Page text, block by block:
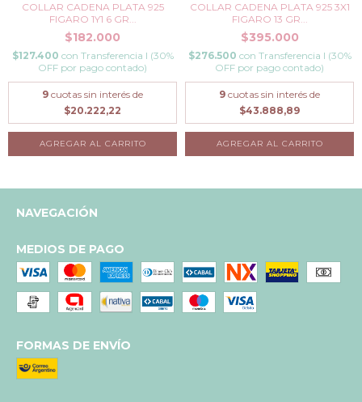
COLLAR CADENA PLATA 925
FIGARO 1Y1 6 GR...
$182.000
$127.400 con Transferencia I (30%
OFF por pago contado)
9 cuotas sin interés de
$20.222,22
COLLAR CADENA PLATA 925 3X1
FIGARO 13 GR...
$395.000
$276.500 con Transferencia I (30%
OFF por pago contado)
9 cuotas sin interés de
$43.888,89
NAVEGACIÓN
MEDIOS DE PAGO
FORMAS DE ENVÍO